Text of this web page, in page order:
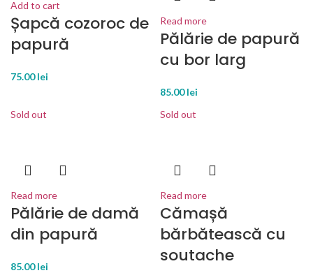
Add to cart
Șapcă cozoroc de
papură
75.00lei
Read more
Pălărie de papură
cu bor larg
85.00lei
Sold out
Read more
Pălărie de damă
din papură
85.00lei
Sold out
Read more
Cămașă
bărbătească cu
soutache